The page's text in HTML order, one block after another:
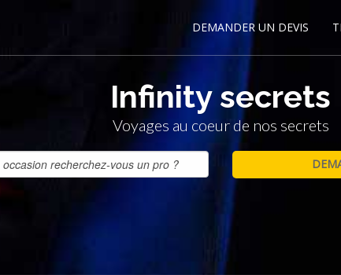
DEMANDER UN DEVIS
Infinity secrets
Voyages au coeur de nos secrets